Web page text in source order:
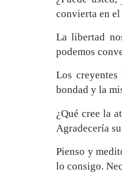
convierta en el
La libertad
podemos
Los
bondad y la
¿Qué cree la
Agradecería
Pienso y
lo consigo.